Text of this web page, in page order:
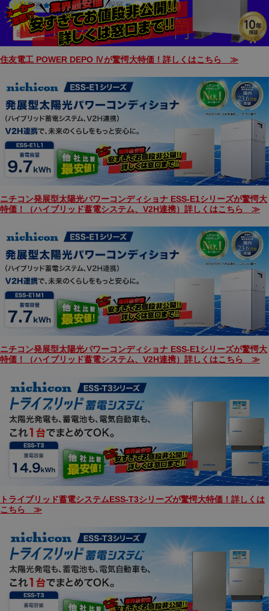
住友電工 POWER DEPO Ⅳが驚愕大特価！詳しくはこちら ≫
ニチコン発展型太陽光パワーコンディショナ ESS-E1シリーズが驚愕大
特価！（ハイブリッド蓄電システム、V2H連携）詳しくはこちら ≫
ニチコン発展型太陽光パワーコンディショナ ESS-E1シリーズが驚愕大
特価！（ハイブリッド蓄電システム、V2H連携）詳しくはこちら ≫
トライブリッド蓄電システムESS-T3シリーズが驚愕大特価！詳しくは
こちら ≫